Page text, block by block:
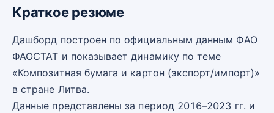
Краткое резюме
Дашборд построен по официальным данным ФАО
ФАОСТАТ и показывает динамику по теме
«Композитная бумага и картон (экспорт/импорт)»
в стране Литва.
Данные представлены за период 2016–2023 гг. и